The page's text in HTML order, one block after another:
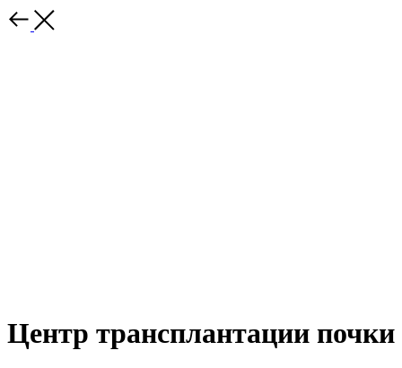
Центр трансплантации почки